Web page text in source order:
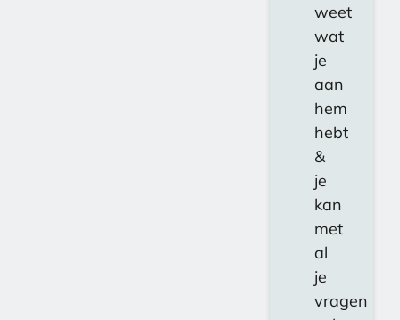
weet
wat
je
aan
hem
hebt
&
je
kan
met
al
je
vragen